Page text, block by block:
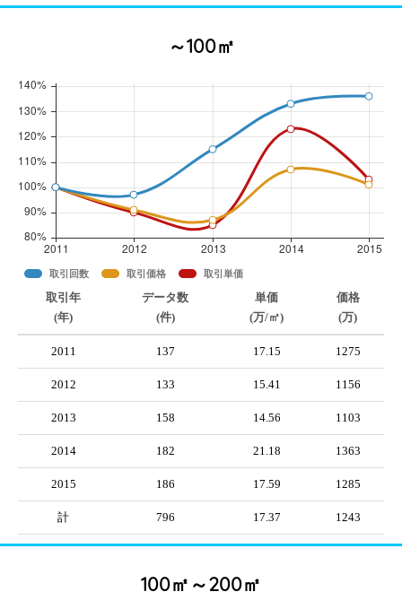
～100㎡
取引回数 取引価格 取引単価
取引年
(年)
データ数
(件)
単価
(万/㎡)
価格
(万)
2011 137 17.15 1275
2012 133 15.41 1156
2013 158 14.56 1103
2014 182 21.18 1363
2015 186 17.59 1285
計 796 17.37 1243
100㎡～200㎡